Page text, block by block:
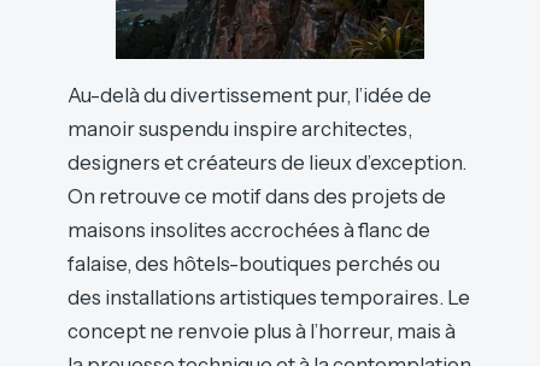
Au-delà du divertissement pur, l’idée de
manoir suspendu inspire architectes,
designers et créateurs de lieux d’exception.
On retrouve ce motif dans des projets de
maisons insolites accrochées à flanc de
falaise, des hôtels-boutiques perchés ou
des installations artistiques temporaires. Le
concept ne renvoie plus à l’horreur, mais à